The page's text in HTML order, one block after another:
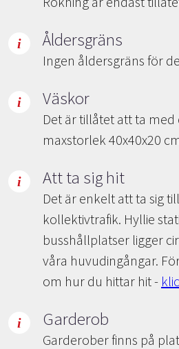
Åldersgräns
Ingen åldersgräns för
Väskor
Det är tillåtet att ta med
maxstorlek 40x40x20
Att ta sig hit
Det är enkelt att ta sig
kollektivtrafik. Hyllie
busshållplatser ligger
våra huvudingångar.
om hur du hittar hit -
Garderob
Garderober finns på